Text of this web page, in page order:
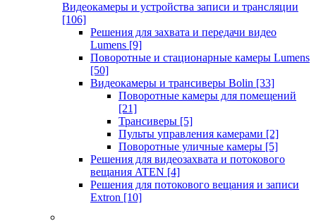
Видеокамеры и устройства записи и трансляции
[106]
Решения для захвата и передачи видео
Lumens [9]
Поворотные и стационарные камеры Lumens
[50]
Видеокамеры и трансиверы Bolin [33]
Поворотные камеры для помещений
[21]
Трансиверы [5]
Пульты управления камерами [2]
Поворотные уличные камеры [5]
Решения для видеозахвата и потокового
вещания ATEN [4]
Решения для потокового вещания и записи
Extron [10]